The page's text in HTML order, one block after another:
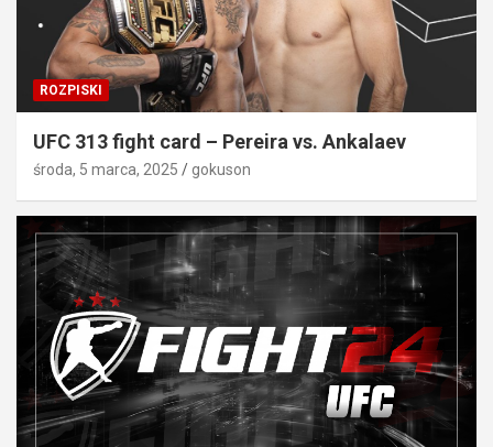
ROZPISKI
UFC 313 fight card – Pereira vs. Ankalaev
środa, 5 marca, 2025 gokuson